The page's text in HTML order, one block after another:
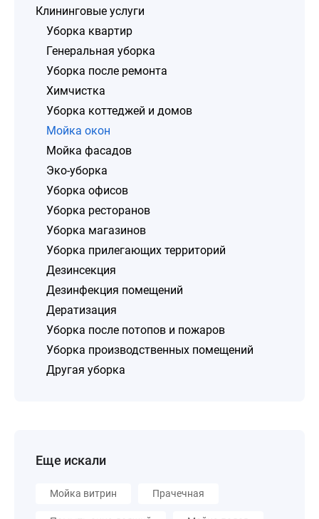
Клининговые услуги
Уборка квартир
Генеральная уборка
Уборка после ремонта
Химчистка
Уборка коттеджей и домов
Мойка окон
Мойка фасадов
Эко-уборка
Уборка офисов
Уборка ресторанов
Уборка магазинов
Уборка прилегающих территорий
Дезинсекция
Дезинфекция помещений
Дератизация
Уборка после потопов и пожаров
Уборка производственных помещений
Другая уборка
Еще искали
Мойка витрин Прачечная